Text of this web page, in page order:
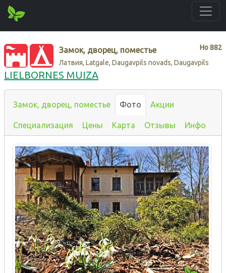
Нo882
Замок, дворец, поместье
Латвия, Latgale, Daugavpils novads, Daugavpils
LIELBORNES MUIZA
Замок, дворец, поместье Фото Акции
Специализация Цены Карта Отзывы Инфо